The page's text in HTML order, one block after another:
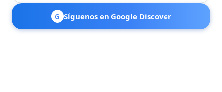
G Síguenos en Google Discover